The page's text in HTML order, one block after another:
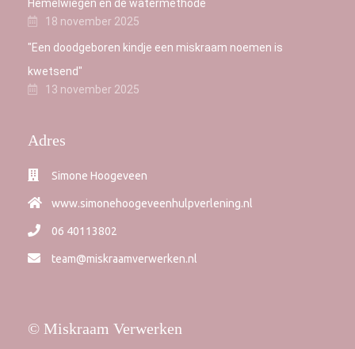
Hemelwiegen en de watermethode
18 november 2025
"Een doodgeboren kindje een miskraam noemen is
kwetsend"
13 november 2025
Adres
Simone Hoogeveen
www.simonehoogeveenhulpverlening.nl
06 40113802
team@miskraamverwerken.nl
© Miskraam Verwerken